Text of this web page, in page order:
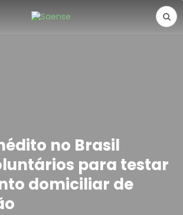
no Brasil
para testar
domiciliar de